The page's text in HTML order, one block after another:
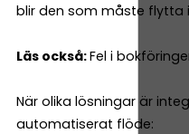
blir den som måste flytta
Läs också:Fel i
När olika lösningar är
automatiserat flöde: